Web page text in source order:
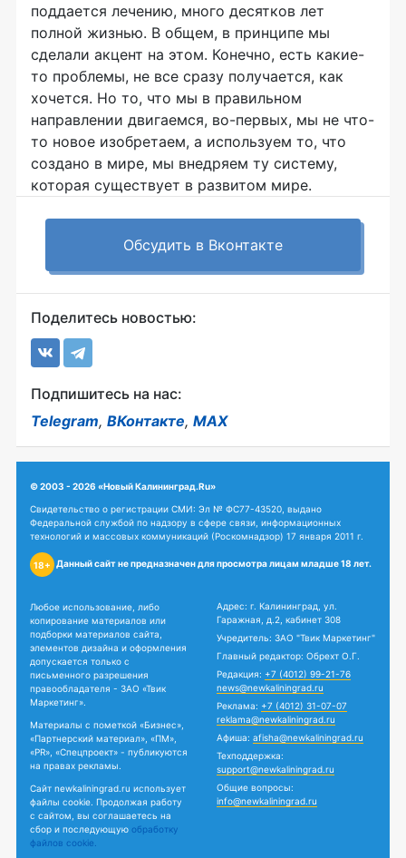
поддается лечению, много десятков лет
полной жизнью. В общем, в принципе мы
сделали акцент на этом. Конечно, есть какие-
то проблемы, не все сразу получается, как
хочется. Но то, что мы в правильном
направлении двигаемся, во-первых, мы не что-
то новое изобретаем, а используем то, что
создано в мире, мы внедряем ту систему,
которая существует в развитом мире.
Обсудить в Вконтакте
Поделитесь новостью:
Подпишитесь на нас:
Telegram, ВКонтакте, MAX
© 2003 - 2026 «Новый Калининград.Ru»
Свидетельство о регистрации СМИ: Эл № ФС77-43520, выдано
Федеральной службой по надзору в сфере связи, информационных
технологий и массовых коммуникаций (Роскомнадзор) 17 января 2011 г.
18+ Данный сайт не предназначен для просмотра лицам младше 18 лет.
Любое использование, либо
копирование материалов или
подборки материалов сайта,
элементов дизайна и оформления
допускается только с
письменного разрешения
правообладателя - ЗАО «Твик
Маркетинг».
Материалы с пометкой «Бизнес»,
«Партнерский материал», «ПМ»,
«PR», «Спецпроект» - публикуются
на правах рекламы.
Сайт newkaliningrad.ru использует
файлы cookie. Продолжая работу
с сайтом, вы соглашаетесь на
сбор и последующую обработку
файлов cookie.
Адрес: г. Калининград, ул.
Гаражная, д.2, кабинет 308
Учредитель: ЗАО "Твик Маркетинг"
Главный редактор: Обрехт О.Г.
Редакция: +7 (4012) 99-21-76
news@newkaliningrad.ru
Реклама: +7 (4012) 31-07-07
reklama@newkaliningrad.ru
Афиша: afisha@newkaliningrad.ru
Техподдержка:
support@newkaliningrad.ru
Общие вопросы:
info@newkaliningrad.ru